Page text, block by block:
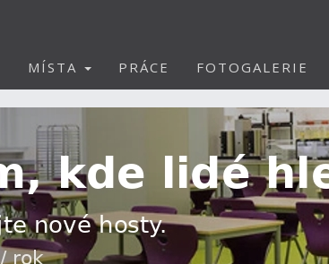
MÍSTA PRÁCE FOTOGALERIE